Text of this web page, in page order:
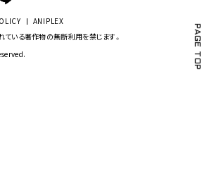
ANIPLEX
いる著作物の無断利用を禁じます。
PAGE TOP